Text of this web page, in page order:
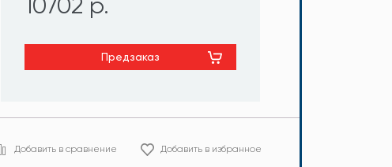
Предзаказ
Добавить в сравнение Добавить в избранное